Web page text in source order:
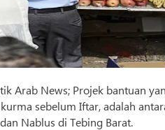
Arab News; Projek bantuan
sebelum Iftar, adalah
Nablus di Tebing Barat.